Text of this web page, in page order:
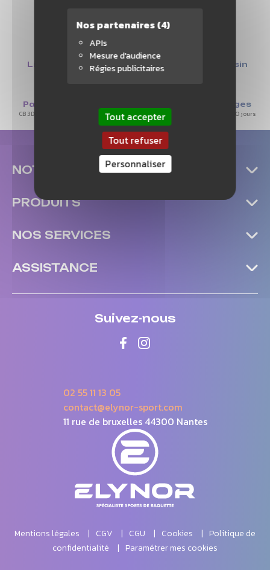
Nos partenaires(4)
APIs
Mesure d'audience
Régies publicitaires
Tout accepter
Tout refuser
Personnaliser
Livraison offerte
Retrait en magasin
Paiement sécurisé
CB 3D secure/3X Sans Frais Paypal
Retours & échanges
Satisfait ou remboursé sous 30 jours
02 55 11 13 05
contact@elynor-sport.com
11 rue de bruxelles 44300 Nantes
Suivez-nous
NOTRE ENTREPRISE
PRODUITS
NOS SERVICES
ASSISTANCE
Mentions légales CGV CGU Cookies
Politique de
confidentialité
Paramétrer mes cookies